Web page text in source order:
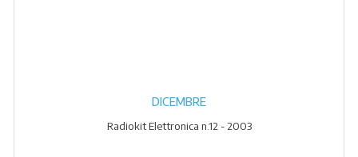
DICEMBRE
Radiokit Elettronica n.12 - 2003